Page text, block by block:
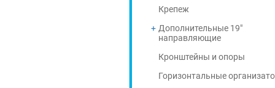
Крепеж
Дополнительные 19"
направляющие
Кронштейны и опоры
Горизонтальные